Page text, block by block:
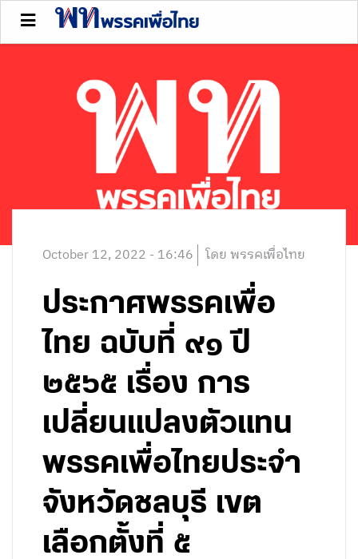
October 12, 2022 - 16:46 โดย พรรคเพื่อไทย
ประกาศพรรคเพื่อ
ไทย ฉบับที่ ๙๑ ปี
๒๕๖๕ เรื่อง การ
เปลี่ยนแปลงตัวแทน
พรรคเพื่อไทยประจำ
จังหวัดชลบุรี เขต
เลือกตั้งที่ ๕